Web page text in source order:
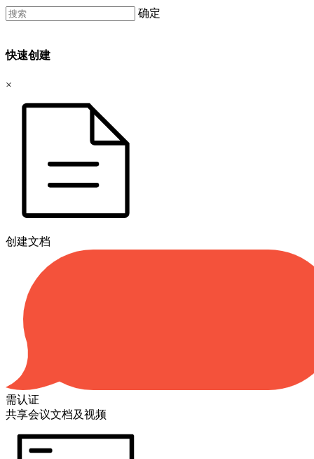
确定
快速创建
×
创建文档
需认证
共享会议文档及视频